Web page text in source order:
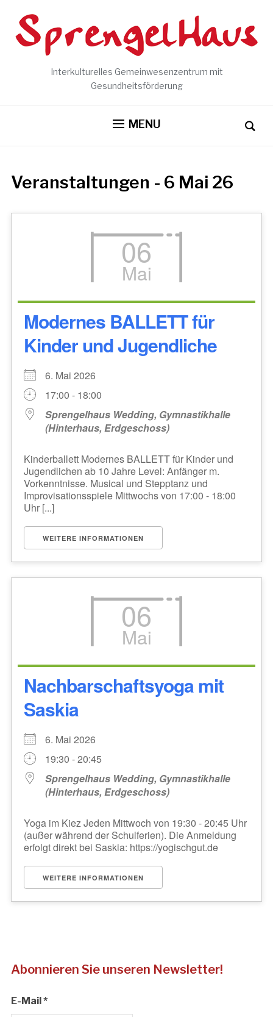
Interkulturelles Gemeinwesenzentrum mit
Gesundheitsförderung
MENU
Veranstaltungen - 6 Mai 26
06
Mai
Modernes BALLETT für
Kinder und Jugendliche
6. Mai 2026
17:00 - 18:00
Sprengelhaus Wedding, Gymnastikhalle
(Hinterhaus, Erdgeschoss)
Kinderballett Modernes BALLETT für Kinder und
Jugendlichen ab 10 Jahre Level: Anfänger m.
Vorkenntnisse. Musical und Stepptanz und
Improvisationsspiele Mittwochs von 17:00 - 18:00
Uhr [...]
WEITERE INFORMATIONEN
06
Mai
Nachbarschaftsyoga mit
Saskia
6. Mai 2026
19:30 - 20:45
Sprengelhaus Wedding, Gymnastikhalle
(Hinterhaus, Erdgeschoss)
Yoga im Kiez Jeden Mittwoch von 19:30 - 20:45 Uhr
(außer während der Schulferien). Die Anmeldung
erfolgt direkt bei Saskia: https://yogischgut.de
WEITERE INFORMATIONEN
Abonnieren Sie unseren Newsletter!
E-Mail*